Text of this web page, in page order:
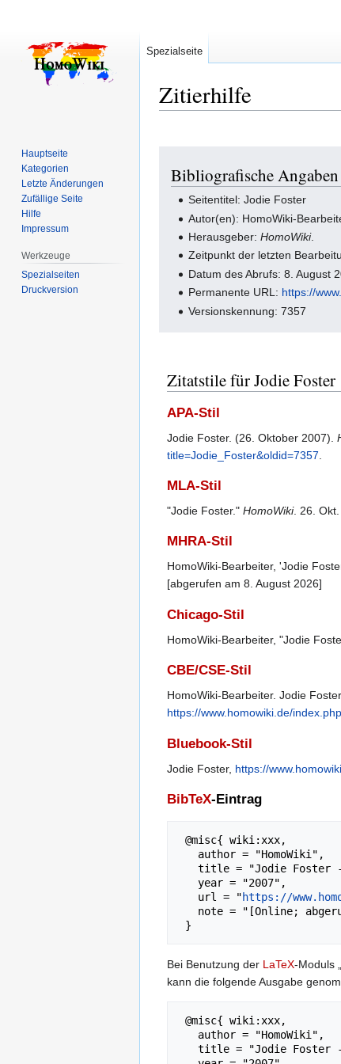
Zitierhilfe
Navigation
springen
Suche
springen
Bibliografische
Seitentitel: Jodie Foster
Autor(en): HomoWiki-
Herausgeber:HomoWiki.
Zeitpunkt der letzten
Datum des Abrufs: 8. August
Permanente URL: https://
Versionskennung: 7357
Zitatstile für Jodie Foster
APA-Stil
Jodie Foster. (26. Oktober 2007).
title=Jodie_Foster&oldid=7357
MLA-Stil
"Jodie Foster." HomoWiki. 26.
MHRA-Stil
HomoWiki-Bearbeiter, 'Jodie
[abgerufen am 8. August 2026]
Chicago-Stil
HomoWiki-Bearbeiter, "Jodie
CBE/CSE-Stil
HomoWiki-Bearbeiter. Jodie
https://www.homowiki.de/
Bluebook-Stil
Jodie Foster, https://
BibTeX-Eintrag
   url = "
https://
Bei Benutzung der LaTeX-Moduls
kann die folgende Ausgabe
Spezialseite
Hauptseite
Kategorien
Letzte Änderungen
Zufällige Seite
Hilfe
Impressum
Werkzeuge
Spezialseiten
Druckversion